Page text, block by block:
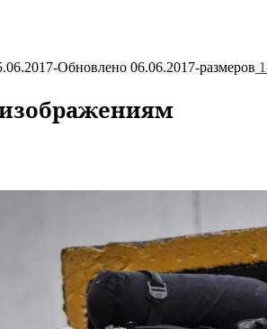
-Обновлено 06.06.2017-размеров